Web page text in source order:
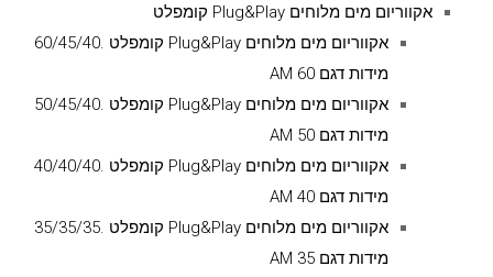
אקווריום מים מלוחים Plug&Play קומפלט
אקווריום מים מלוחים Plug&Play קומפלט .60/45/40
מידות דגם AM 60
אקווריום מים מלוחים Plug&Play קומפלט .50/45/40
מידות דגם AM 50
אקווריום מים מלוחים Plug&Play קומפלט .40/40/40
מידות דגם AM 40
אקווריום מים מלוחים Plug&Play קומפלט .35/35/35
מידות דגם AM 35